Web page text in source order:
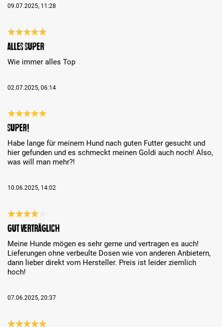
09.07.2025, 11:28
Review with rating of 5 out of 5 stars
Alles Super
Wie immer alles Top
02.07.2025, 06:14
Review with rating of 5 out of 5 stars
Super!
Habe lange für meinem Hund nach guten Futter gesucht und
hier gefunden und es schmeckt meinen Goldi auch noch! Also,
was will man mehr?!
10.06.2025, 14:02
Review with rating of 4 out of 5 stars
Gut verträglich
Meine Hunde mögen es sehr gerne und vertragen es auch!
Lieferungen ohne verbeulte Dosen wie von anderen Anbietern,
dann lieber direkt vom Hersteller. Preis ist leider ziemlich
hoch!
07.06.2025, 20:37